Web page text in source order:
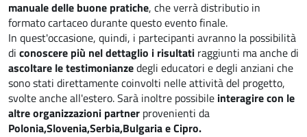
manuale delle buone pratiche, che verrà distributio in
formato cartaceo durante questo evento finale.
In quest'occasione, quindi, i partecipanti avranno la possibilità
di conoscere più nel dettaglio i risultati raggiunti ma anche di
ascoltare le testimonianzedegli educatori e degli anziani che
sono stati direttamente coinvolti nelle attività del progetto,
svolte anche all'estero. Sarà inoltre possibile interagire con le
altre organizzazioni partner provenienti da
Polonia,Slovenia,Serbia,Bulgaria e Cipro.